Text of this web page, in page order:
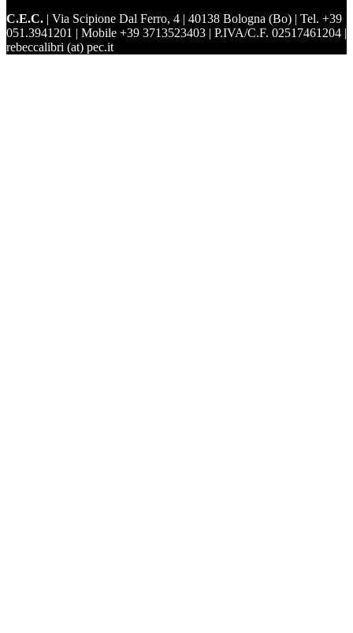
C.E.C. | Via Scipione Dal Ferro, 4 | 40138 Bologna (Bo) | Tel. +39
051.3941201 | Mobile +39 3713523403 | P.IVA/C.F. 02517461204 |
rebeccalibri (at) pec.it